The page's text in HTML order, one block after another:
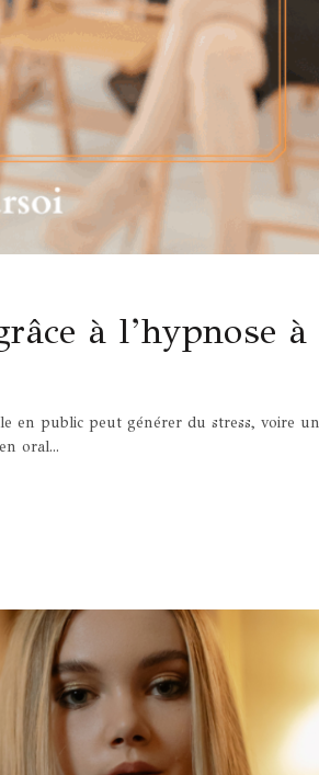
à l’hypnose à
en public peut générer du stress, voire
oral...